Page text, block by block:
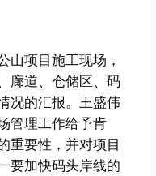
山项目施工现场，
廊道、仓储区、码
况的汇报。王盛伟
管理工作给予肯
重要性，并对项目
要加快码头岸线的